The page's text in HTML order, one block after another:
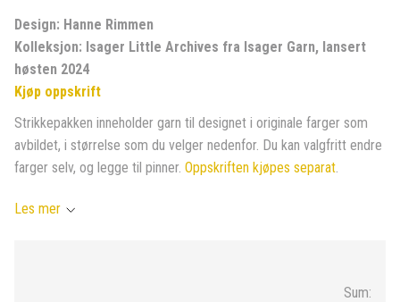
Design: Hanne Rimmen
Kolleksjon: Isager Little Archives fra Isager Garn, lansert
høsten 2024
Kjøp oppskrift
Strikkepakken inneholder garn til designet i originale farger som
avbildet, i størrelse som du velger nedenfor. Du kan valgfritt endre
farger selv, og legge til pinner. Oppskriften kjøpes separat.
Les mer
Sum: